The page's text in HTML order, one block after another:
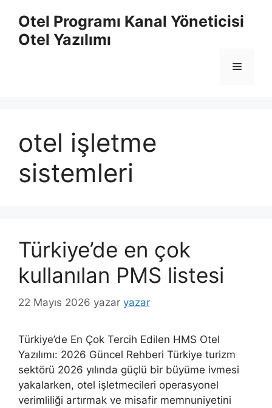
Otel Programı Kanal Yöneticisi
Otel Yazılımı
Menü
otel işletme
sistemleri
Türkiye’de en çok
kullanılan PMS listesi
22 Mayıs 2026 yazar yazar
Türkiye’de En Çok Tercih Edilen HMS Otel
Yazılımı: 2026 Güncel Rehberi Türkiye turizm
sektörü 2026 yılında güçlü bir büyüme ivmesi
yakalarken, otel işletmecileri operasyonel
verimliliği artırmak ve misafir memnuniyetini